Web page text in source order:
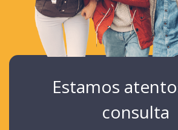
Estamos
consulta